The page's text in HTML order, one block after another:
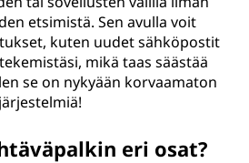
etsimistä. Sen avulla voit
kuten uudet sähköpostit
mikä taas säästää
se on nykyään korvaamaton
eri osat?